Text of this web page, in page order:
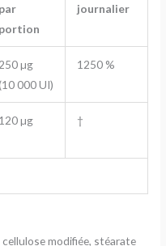
par
portion
journalier
250 µg
000 UI)
1250 %
120 µg †
modifiée, stéarate